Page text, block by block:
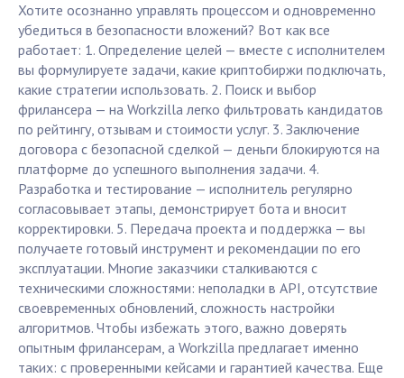
Хотите осознанно управлять процессом и одновременно
убедиться в безопасности вложений? Вот как все
работает: 1. Определение целей — вместе с исполнителем
вы формулируете задачи, какие криптобиржи подключать,
какие стратегии использовать. 2. Поиск и выбор
фрилансера — на Workzilla легко фильтровать кандидатов
по рейтингу, отзывам и стоимости услуг. 3. Заключение
договора с безопасной сделкой — деньги блокируются на
платформе до успешного выполнения задачи. 4.
Разработка и тестирование — исполнитель регулярно
согласовывает этапы, демонстрирует бота и вносит
корректировки. 5. Передача проекта и поддержка — вы
получаете готовый инструмент и рекомендации по его
эксплуатации. Многие заказчики сталкиваются с
техническими сложностями: неполадки в API, отсутствие
своевременных обновлений, сложность настройки
алгоритмов. Чтобы избежать этого, важно доверять
опытным фрилансерам, а Workzilla предлагает именно
таких: с проверенными кейсами и гарантией качества. Еще